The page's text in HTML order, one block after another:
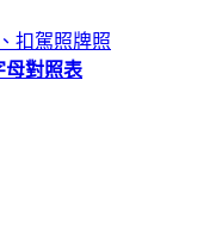
扣駕照牌照
母對照表